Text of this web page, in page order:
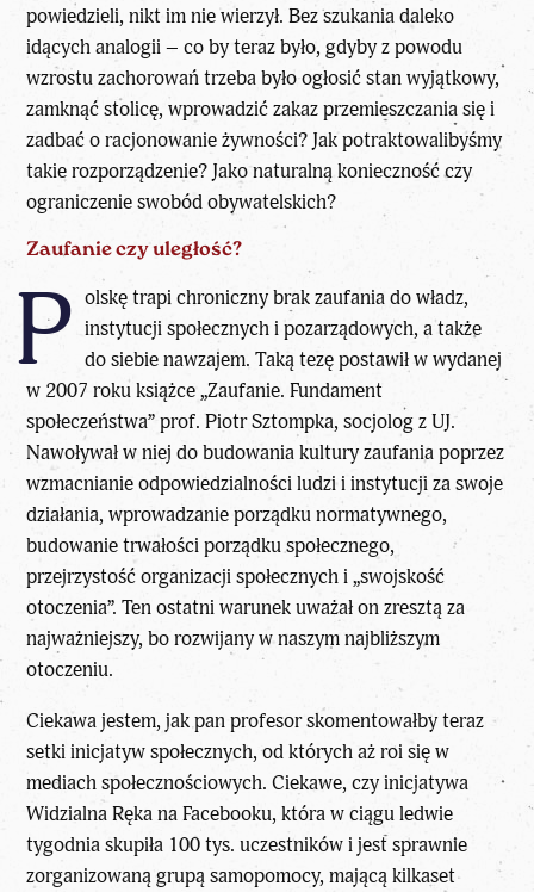
powiedzieli, nikt im nie wierzył. Bez szukania daleko
idących analogii – co by teraz było, gdyby z powodu
wzrostu zachorowań trzeba było ogłosić stan wyjątkowy,
zamknąć stolicę, wprowadzić zakaz przemieszczania się i
zadbać o racjonowanie żywności? Jak potraktowalibyśmy
takie rozporządzenie? Jako naturalną konieczność czy
ograniczenie swobód obywatelskich?
Zaufanie czy uległość?
P olskę trapi chroniczny brak zaufania do władz,
instytucji społecznych i pozarządowych, a także
do siebie nawzajem. Taką tezę postawił w wydanej
w 2007 roku książce „Zaufanie. Fundament
społeczeństwa” prof. Piotr Sztompka, socjolog z UJ.
Nawoływał w niej do budowania kultury zaufania poprzez
wzmacnianie odpowiedzialności ludzi i instytucji za swoje
działania, wprowadzanie porządku normatywnego,
budowanie trwałości porządku społecznego,
przejrzystość organizacji społecznych i „swojskość
otoczenia”. Ten ostatni warunek uważał on zresztą za
najważniejszy, bo rozwijany w naszym najbliższym
otoczeniu.
Ciekawa jestem, jak pan profesor skomentowałby teraz
setki inicjatyw społecznych, od których aż roi się w
mediach społecznościowych. Ciekawe, czy inicjatywa
Widzialna Ręka na Facebooku, która w ciągu ledwie
tygodnia skupiła 100 tys. uczestników i jest sprawnie
zorganizowaną grupą samopomocy, mającą kilkaset